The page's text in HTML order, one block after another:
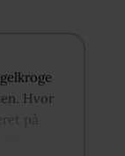
og
Hvor
på